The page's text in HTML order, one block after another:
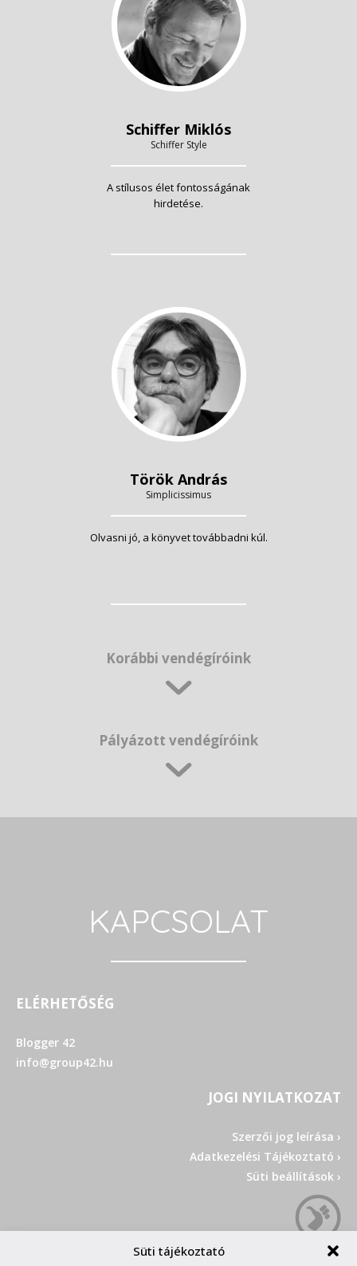
Süti tájékoztató
Schiffer Miklós
Schiffer Style
A stílusos élet fontosságának
hirdetése.
Török András
Simplicissimus
Olvasni jó, a könyvet továbbadni kúl.
Korábbi vendégíróink
Pályázott vendégíróink
KAPCSOLAT
ELÉRHETŐSÉG
Blogger 42
info@group42.hu
JOGI NYILATKOZAT
Szerzői jog leírása ›
Adatkezelési Tájékoztató ›
Süti beállítások ›